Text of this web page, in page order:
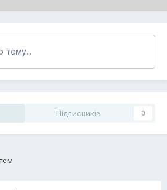
тему...
Підписників 0